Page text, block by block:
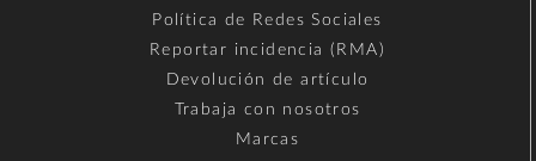
Política de Redes Sociales
Reportar incidencia (RMA)
Devolución de artículo
Trabaja con nosotros
Marcas